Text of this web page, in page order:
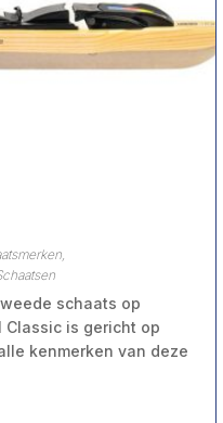
schaats op
is gericht op
kenmerken van deze